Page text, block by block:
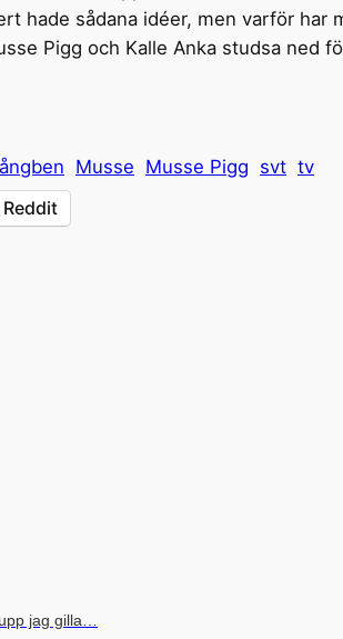
hade sådana idéer, men varför
Pigg och Kalle Anka studsa ned
Musse Musse Pigg svt tv
Reddit
jag gilla…